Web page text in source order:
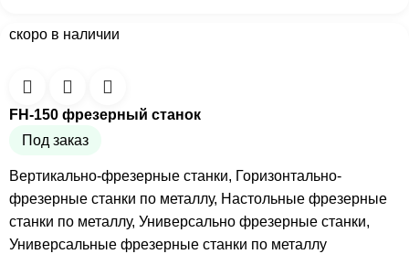
скоро в наличии
FH-150 фрезерный станок
Под заказ
Вертикально-фрезерные станки, Горизонтально-
фрезерные станки по металлу, Настольные фрезерные
станки по металлу, Универсально фрезерные станки,
Универсальные фрезерные станки по металлу